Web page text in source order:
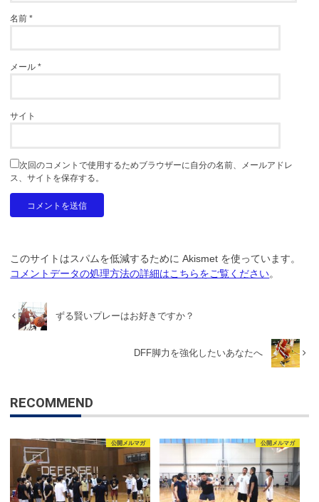
名前*
メール*
サイト
次回のコメントで使用するためブラウザーに自分の名前、メールアドレ
ス、サイトを保存する。
このサイトはスパムを低減するために Akismet を使っています。
コメントデータの処理方法の詳細はこちらをご覧ください。
ずる賢いプレーはお好きですか？
DFF脚力を強化したいあなたへ
RECOMMEND
公開メルマガ 公開メルマガ